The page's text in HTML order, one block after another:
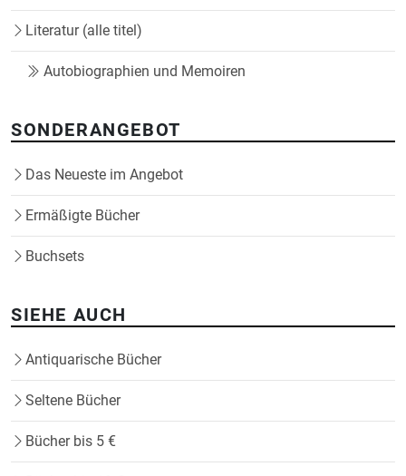
Literatur (alle titel)
Autobiographien und Memoiren
SONDERANGEBOT
Das Neueste im Angebot
Ermäßigte Bücher
Buchsets
SIEHE AUCH
Antiquarische Bücher
Seltene Bücher
Bücher bis 5 €